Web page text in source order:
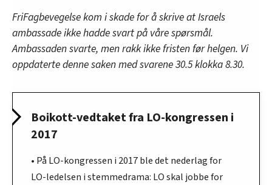
FriFagbevegelse kom i skade for å skrive at Israels
ambassade ikke hadde svart på våre spørsmål.
Ambassaden svarte, men rakk ikke fristen før helgen. Vi
oppdaterte denne saken med svarene 30.5 klokka 8.30.
Boikott-vedtaket fra LO-kongressen i
2017
• På LO-kongressen i 2017 ble det nederlag for
LO-ledelsen i stemmedrama: LO skal jobbe for